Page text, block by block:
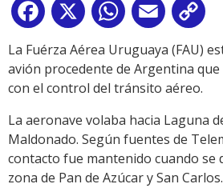
Facebook
X WhatsApp
Email
La Fuérza Aérea Uruguaya (FAU)
avión procedente de Argentina
con el control del tránsito aéreo.
La aeronave volaba hacia Laguna
Maldonado. Según fuentes de
contacto fue mantenido cuando se
zona de Pan de Azúcar y San Carlos.